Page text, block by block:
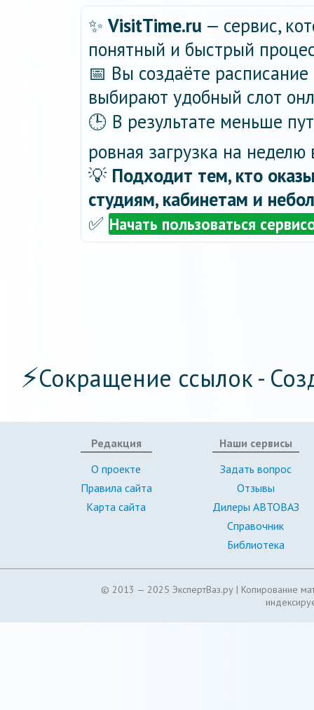
✨ VisitTime.ru — сервис,
понятный и быстрый
📅 Вы создаёте
выбирают удобный слот
🕒 В результате меньше
ровная загрузка на неделю
💡 Подходит тем, кто
студиям, кабинетам и
✅ Начать пользоваться
⚡Сокращение ссылок -
Редакция
О проекте
Правила сайта
Карта сайта
Наши сервисы
Задать вопрос
Отзывы
Дилеры АВТОВАЗ
Справочник
Библиотека
© 2013 — 2025 ЭкспертВаз.ру | Копирование